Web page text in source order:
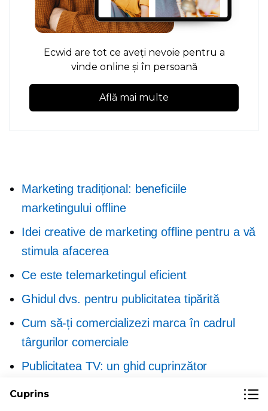
Ecwid are tot ce aveți nevoie pentru a
vinde online și în persoană
Află mai multe
Marketing tradițional: beneficiile
marketingului offline
Idei creative de marketing offline pentru a vă
stimula afacerea
Ce este telemarketingul eficient
Ghidul dvs. pentru publicitatea tipărită
Cum să-ți comercializezi marca în cadrul
târgurilor comerciale
Publicitatea TV: un ghid cuprinzător
Cum să vă faceți publicitate marca la radio
Cuprins